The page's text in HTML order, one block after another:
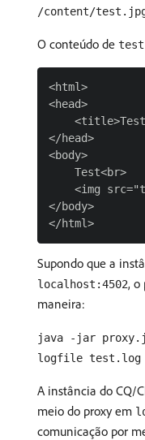
/content/
O conteúdo de
<html>
<head>
</head>
<body>
    Test<br>
<img
</body>
Supondo que a
localhost:4502, o
maneira:
java -jar
logfile test.log
A instância do CQ/
meio do proxy em
comunicação por